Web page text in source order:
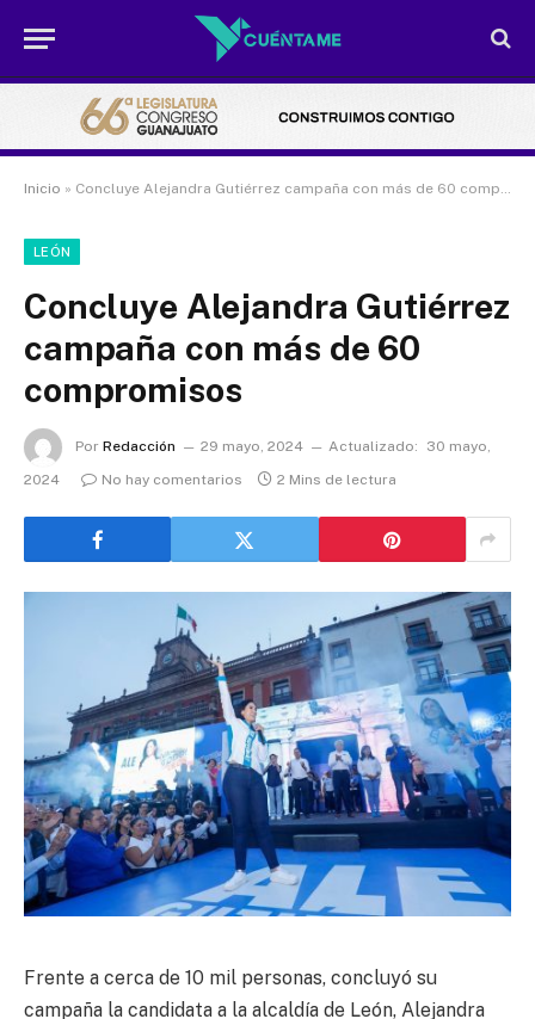
Inicio » Concluye Alejandra Gutiérrez campaña con más de 60 compromisos
LEÓN
Concluye Alejandra Gutiérrez
campaña con más de 60
compromisos
Por Redacción 29 mayo, 2024 Actualizado:
30 mayo,
2024
No hay comentarios 2 Mins de lectura
Frente a cerca de 10 mil personas, concluyó su
campaña la candidata a la alcaldía de León, Alejandra